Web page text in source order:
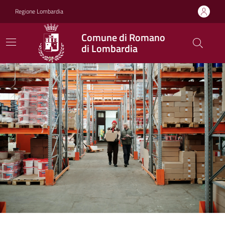
Regione Lombardia
Comune di Romano
di Lombardia